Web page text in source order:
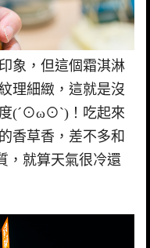
象，但這個霜淇淋
理細緻，這就是沒
(´⊙ω⊙`)！吃起來
香草香，差不多和
，就算天氣很冷還